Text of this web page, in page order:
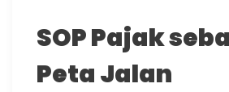
SOP Pajak
Peta Jalan